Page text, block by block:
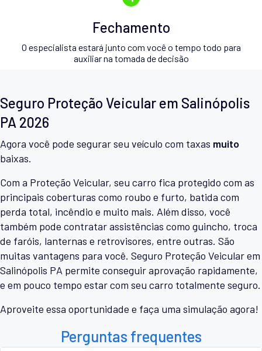
Fechamento
O especialista estará junto com você o tempo todo para
auxiliar na tomada de decisão
Seguro Proteção Veicular em Salinópolis
PA 2026
Agora você pode segurar seu veículo com taxas muito
baixas.
Com a Proteção Veicular, seu carro fica protegido com as
principais coberturas como roubo e furto, batida com
perda total, incêndio e muito mais. Além disso, você
também pode contratar assistências como guincho, troca
de faróis, lanternas e retrovisores, entre outras. São
muitas vantagens para você. Seguro Proteção Veicular em
Salinópolis PA permite conseguir aprovação rapidamente,
e em pouco tempo estar com seu carro totalmente seguro.
Aproveite essa oportunidade e faça uma simulação agora!
Perguntas frequentes